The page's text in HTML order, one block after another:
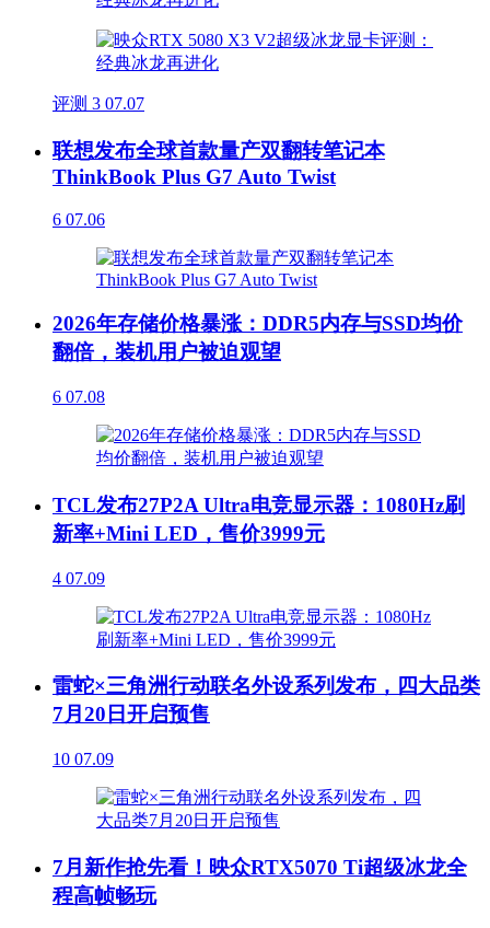
评测 3 07.07
联想发布全球首款量产双翻转笔记本
ThinkBook Plus G7 Auto Twist
6 07.06
2026年存储价格暴涨：DDR5内存与SSD均价
翻倍，装机用户被迫观望
6 07.08
TCL发布27P2A Ultra电竞显示器：1080Hz刷
新率+Mini LED，售价3999元
4 07.09
雷蛇×三角洲行动联名外设系列发布，四大品类
7月20日开启预售
10 07.09
7月新作抢先看！映众RTX5070 Ti超级冰龙全
程高帧畅玩